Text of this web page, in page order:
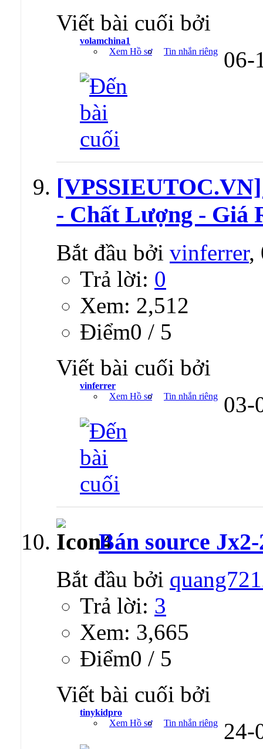
Viết bài cuối bởi
volamchina1
Xem Hồ sơ
Tin nhắn riêng 06-
- Chất Lượng - Giá
Bắt đầu bởi vinferrer,
Trả lời: 0
Xem: 2,512
Ðiểm0 / 5
Viết bài cuối bởi
vinferrer
Xem Hồ sơ
Tin nhắn riêng 03-
Bán source
Bắt đầu bởi
Trả lời: 3
Xem: 3,665
Ðiểm0 / 5
Viết bài cuối bởi
tinykidpro
Xem Hồ sơ
Tin nhắn riêng 24-